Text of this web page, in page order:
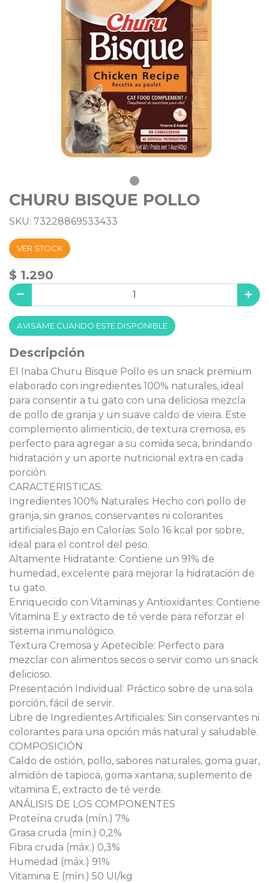
CHURU BISQUE POLLO
SKU: 73228869533433
VER STOCK
$ 1.290
AVISAME CUANDO ESTE DISPONIBLE
Descripción
El Inaba Churu Bisque Pollo es un snack premium
elaborado con ingredientes 100% naturales, ideal
para consentir a tu gato con una deliciosa mezcla
de pollo de granja y un suave caldo de vieira. Este
complemento alimenticio, de textura cremosa, es
perfecto para agregar a su comida seca, brindando
hidratación y un aporte nutricional extra en cada
porción.
CARACTERISTICAS:
Ingredientes 100% Naturales: Hecho con pollo de
granja, sin granos, conservantes ni colorantes
artificiales.Bajo en Calorías: Solo 16 kcal por sobre,
ideal para el control del peso.
Altamente Hidratante: Contiene un 91% de
humedad, excelente para mejorar la hidratación de
tu gato.
Enriquecido con Vitaminas y Antioxidantes: Contiene
Vitamina E y extracto de té verde para reforzar el
sistema inmunológico.
Textura Cremosa y Apetecible: Perfecto para
mezclar con alimentos secos o servir como un snack
delicioso.
Presentación Individual: Práctico sobre de una sola
porción, fácil de servir.
Libre de Ingredientes Artificiales: Sin conservantes ni
colorantes para una opción más natural y saludable.
COMPOSICIÓN
Caldo de ostión, pollo, sabores naturales, goma guar,
almidón de tapioca, goma xantana, suplemento de
vitamina E, extracto de té verde.
ANÁLISIS DE LOS COMPONENTES
Proteína cruda (mín.) 7%
Grasa cruda (mín.) 0,2%
Fibra cruda (máx.) 0,3%
Humedad (máx.) 91%
Vitamina E (mín.) 50 UI/kg